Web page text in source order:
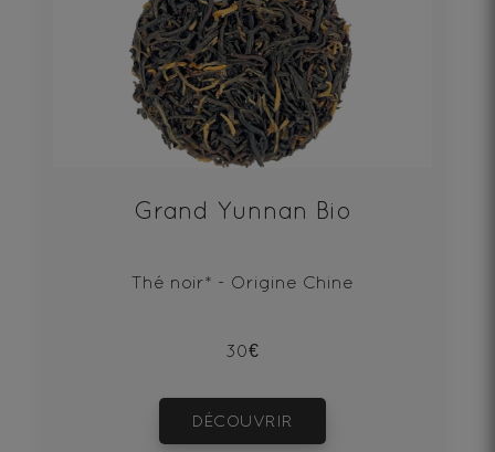
Grand Yunnan Bio
Thé noir* - Origine Chine
30€
DÉCOUVRIR